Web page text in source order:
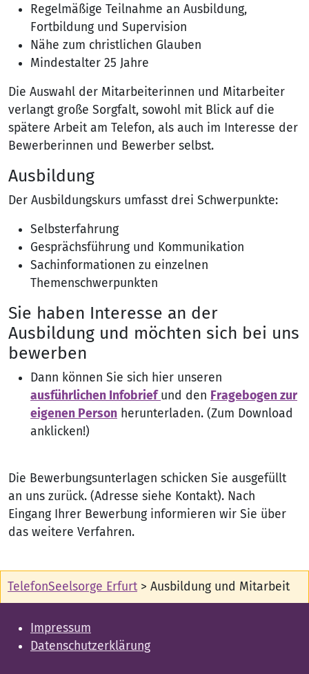
Regelmäßige Teilnahme an Ausbildung,
Fortbildung und Supervision
Nähe zum christlichen Glauben
Mindestalter 25 Jahre
Die Auswahl der Mitarbeiterinnen und Mitarbeiter
verlangt große Sorgfalt, sowohl mit Blick auf die
spätere Arbeit am Telefon, als auch im Interesse der
Bewerberinnen und Bewerber selbst.
Ausbildung
Der Ausbildungskurs umfasst drei Schwerpunkte:
Selbsterfahrung
Gesprächsführung und Kommunikation
Sachinformationen zu einzelnen
Themenschwerpunkten
Sie haben Interesse an der
Ausbildung und möchten sich bei uns
bewerben
Dann können Sie sich hier unseren
ausführlichen Infobrief und den Fragebogen zur
eigenen Person herunterladen. (Zum Download
anklicken!)
Die Bewerbungsunterlagen schicken Sie ausgefüllt
an uns zurück. (Adresse siehe Kontakt). Nach
Eingang Ihrer Bewerbung informieren wir Sie über
das weitere Verfahren.
TelefonSeelsorge Erfurt > Ausbildung und Mitarbeit
Impressum
Datenschutzerklärung